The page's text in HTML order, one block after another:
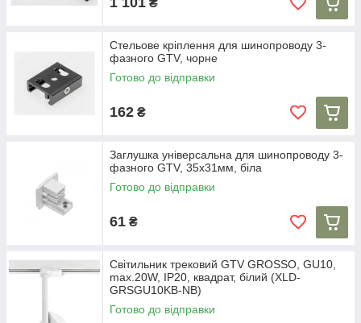
₴
Стельове кріплення для шинопроводу 3-
фазного GTV, чорне
Готово до відправки
162 ₴
Заглушка універсальна для шинопроводу 3-
фазного GTV, 35x31мм, біла
Готово до відправки
61 ₴
Світильник трековий GTV GROSSO, GU10,
max.20W, IP20, квадрат, білий (XLD-
GRSGU10KB-NB)
Готово до відправки